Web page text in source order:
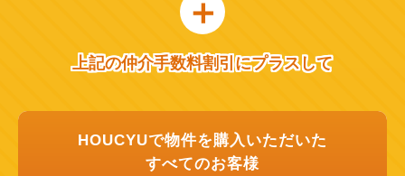
上記の仲介手数料割引にプラスして
HOUCYUで物件を購入いただいた
すべてのお客様